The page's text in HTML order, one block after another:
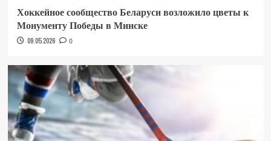
Хоккейное сообщество Беларуси возложило цветы к
Монументу Победы в Минске
09.05.2026 0